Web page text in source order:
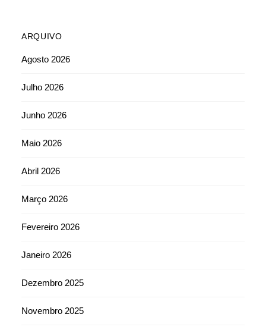
ARQUIVO
Agosto 2026
Julho 2026
Junho 2026
Maio 2026
Abril 2026
Março 2026
Fevereiro 2026
Janeiro 2026
Dezembro 2025
Novembro 2025